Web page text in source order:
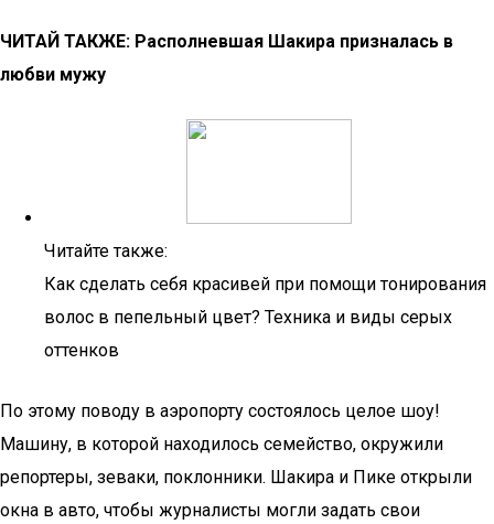
ЧИТАЙ ТАКЖЕ: Располневшая Шакира призналась в
любви мужу
Читайте также:
Как сделать себя красивей при помощи тонирования
волос в пепельный цвет? Техника и виды серых
оттенков
По этому поводу в аэропорту состоялось целое шоу!
Машину, в которой находилось семейство, окружили
репортеры, зеваки, поклонники. Шакира и Пике открыли
окна в авто, чтобы журналисты могли задать свои